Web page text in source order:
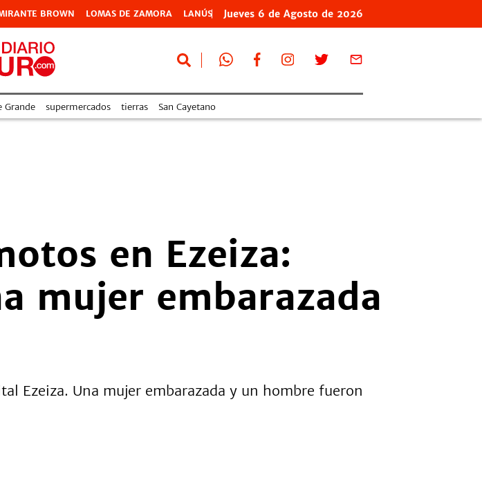
BROWN LOMAS DE ZAMORA LANÚS Jueves 6 de Agosto de 2026
Grande supermercados tierras San Cayetano
en Ezeiza:
mujer embarazada
Ezeiza. Una mujer embarazada y un hombre fueron